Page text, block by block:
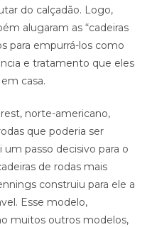
do calçadão. Logo,
alugaram as “cadeiras
para empurrá-los como
e tratamento que eles
casa.
norte-americano,
que poderia ser
passo decisivo para o
de rodas mais
construiu para ele a
Esse modelo,
muitos outros modelos,